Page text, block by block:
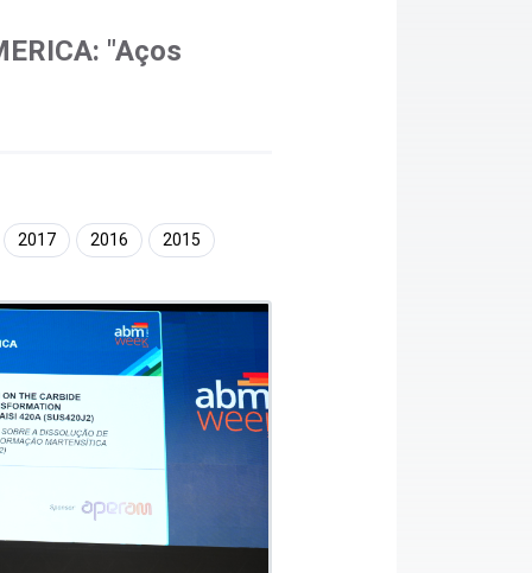
"Aços
2017 2016 2015